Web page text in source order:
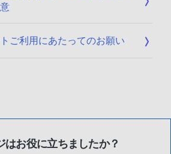
ご利用にあたってのお願い
はお役に立ちましたか？